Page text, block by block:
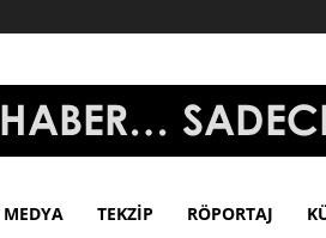
MEDYA TEKZIP RÖPORTAJ